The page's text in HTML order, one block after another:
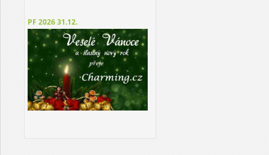
PF 202631.12.